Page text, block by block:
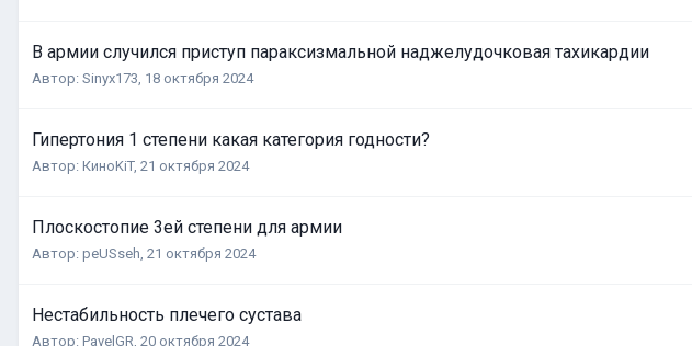
В армии случился приступ параксизмальной наджелудочковая тахикардии
Автор: Sinyx173, 18 октября 2024
Гипертония 1 степени какая категория годности?
Автор: КиноKiT, 21 октября 2024
Плоскостопие 3ей степени для армии
Автор: peUSseh, 21 октября 2024
Нестабильность плечего сустава
Автор: PavelGR, 20 октября 2024